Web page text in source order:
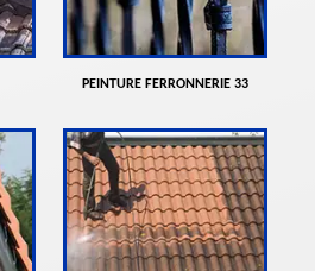
PEINTURE FERRONNERIE 33